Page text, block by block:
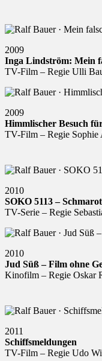
2009
Inga Lindström: Mein
TV-Film – Regie Ulli
2009
Himmlischer Besuch
TV-Film – Regie Sophie
2010
SOKO 5113 –
TV-Serie – Regie
2010
Jud Süß – Film ohne
Kinofilm – Regie Oskar
2011
Schiffsmeldungen
TV-Film – Regie Udo